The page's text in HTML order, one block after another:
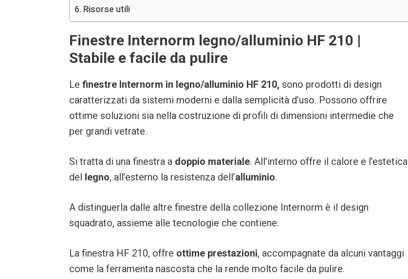
Risorse utili
Finestre Internorm legno/alluminio HF 210 |
Stabile e facile da pulire
Le finestre Internorm in legno/alluminio HF 210, sono prodotti di design
caratterizzati da sistemi moderni e dalla semplicità d’uso. Possono offrire
ottime soluzioni sia nella costruzione di profili di dimensioni intermedie che
per grandi vetrate.
Si tratta di una finestra a doppio materiale. All’interno offre il calore e l’estetica
del legno, all’esterno la resistenza dell’alluminio.
A distinguerla dalle altre finestre della collezione Internorm è il design
squadrato, assieme alle tecnologie che contiene.
La finestra HF 210, offre ottime prestazioni, accompagnate da alcuni vantaggi
come la ferramenta nascosta che la rende molto facile da pulire.